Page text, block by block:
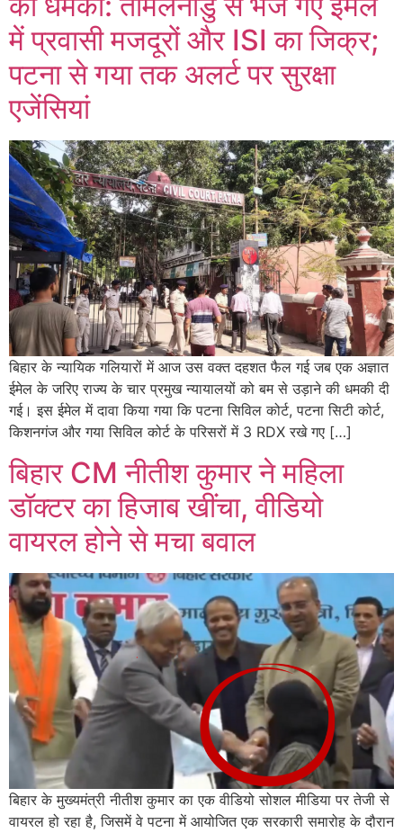
में प्रवासी मजदूरों और ISI का जिक्र;
पटना से गया तक अलर्ट पर सुरक्षा
एजेंसियां
बिहार के न्यायिक गलियारों में आज उस वक्त दहशत फैल गई जब एक अज्ञात
ईमेल के जरिए राज्य के चार प्रमुख न्यायालयों को बम से उड़ाने की धमकी दी
गई। इस ईमेल में दावा किया गया कि पटना सिविल कोर्ट, पटना सिटी कोर्ट,
किशनगंज और गया सिविल कोर्ट के परिसरों में 3 RDX रखे गए […]
बिहार CM नीतीश कुमार ने महिला
डॉक्टर का हिजाब खींचा, वीडियो
वायरल होने से मचा बवाल
बिहार के मुख्यमंत्री नीतीश कुमार का एक वीडियो सोशल मीडिया पर तेजी से
वायरल हो रहा है, जिसमें वे पटना में आयोजित एक सरकारी समारोह के दौरान